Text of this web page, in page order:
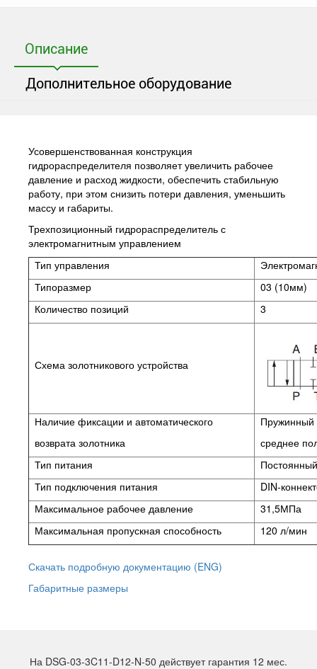
Описание
Дополнительное оборудование
Усовершенствованная конструкция
гидрораспределителя позволяет увеличить рабочее
давление и расход жидкости, обеспечить стабильную
работу, при этом снизить потери давления, уменьшить
массу и габариты.
Трехпозиционный гидрораспределитель с
электромагнитным управлением
Тип управления
Типоразмер
03 (10мм)
Количество позиций
3
Схема золотникового устройства
Наличие фиксации и автоматического
возврата золотника
Пружинный
среднее
Тип питания
Тип подключения питания
DIN-
Максимальное рабочее давление
31,5МПа
Максимальная пропускная способность
120 л/мин
Скачать подробную документацию (ENG)
Габаритные размеры
На DSG-03-3C11-D12-N-50 действует гарантия 12 мес.